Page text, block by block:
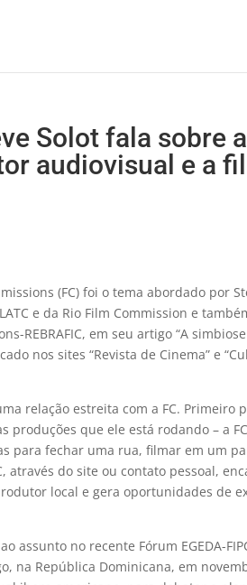
Solot fala sobre a
audiovisual e a
(FC) foi o tema abordado por
e da Rio Film Commission e
REBRAFIC, em seu artigo “A
nos sites “Revista de Cinema” e
relação estreita com a FC. Primeiro
que ele está rodando – a
para fechar uma rua, filmar em um
através do site ou contato pessoal,
local e gera oportunidades de
assunto no recente Fórum EGEDA-
na República Dominicana, em